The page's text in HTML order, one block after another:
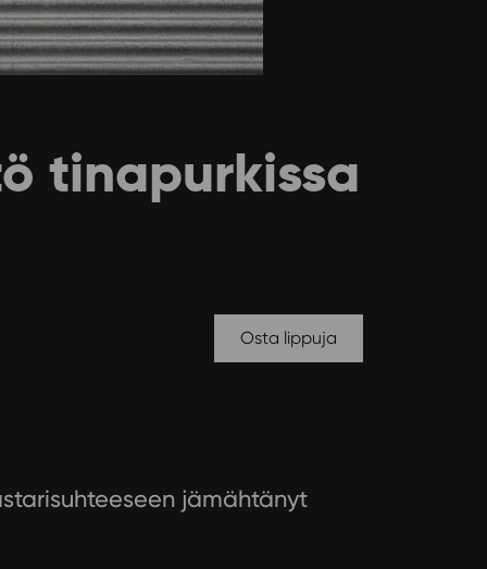
tinapurkissa
Osta lippuja
jämähtänyt